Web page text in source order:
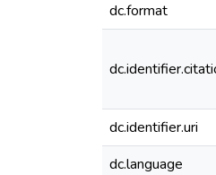
dc.format
dc.identifier.uri
dc.language